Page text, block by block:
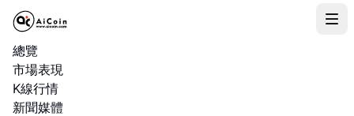
總覽
市場表現
K線行情
新聞媒體